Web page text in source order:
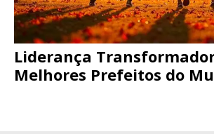
Liderança
Melhores Prefeitos do